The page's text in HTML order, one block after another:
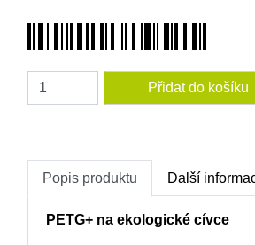
Amount
Popis produktu Další
PETG+ na ekologické cívce